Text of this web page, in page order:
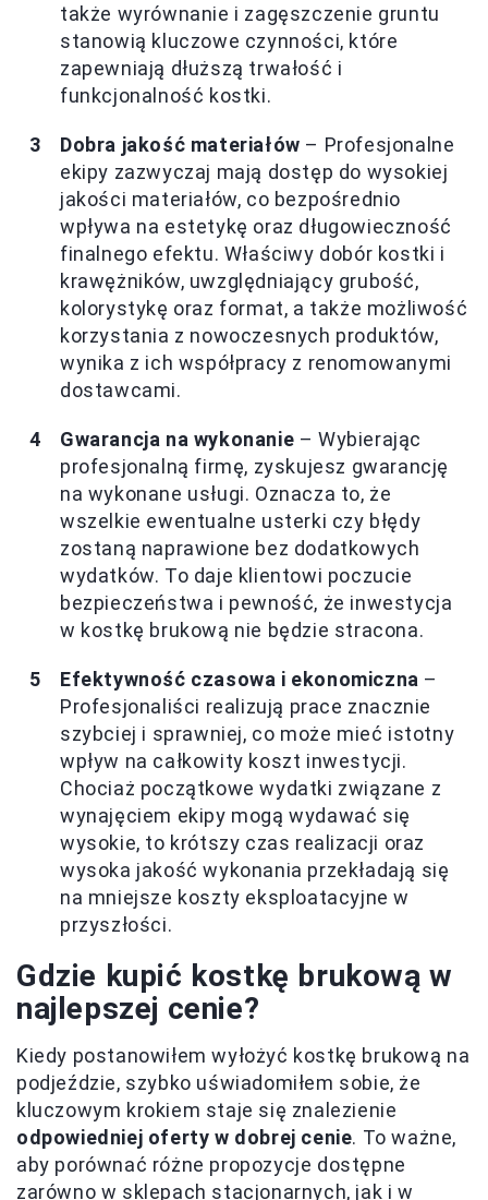
także wyrównanie i zagęszczenie gruntu
stanowią kluczowe czynności, które
zapewniają dłuższą trwałość i
funkcjonalność kostki.
Dobra jakość materiałów – Profesjonalne
ekipy zazwyczaj mają dostęp do wysokiej
jakości materiałów, co bezpośrednio
wpływa na estetykę oraz długowieczność
finalnego efektu. Właściwy dobór kostki i
krawężników, uwzględniający grubość,
kolorystykę oraz format, a także możliwość
korzystania z nowoczesnych produktów,
wynika z ich współpracy z renomowanymi
dostawcami.
Gwarancja na wykonanie – Wybierając
profesjonalną firmę, zyskujesz gwarancję
na wykonane usługi. Oznacza to, że
wszelkie ewentualne usterki czy błędy
zostaną naprawione bez dodatkowych
wydatków. To daje klientowi poczucie
bezpieczeństwa i pewność, że inwestycja
w kostkę brukową nie będzie stracona.
Efektywność czasowa i ekonomiczna –
Profesjonaliści realizują prace znacznie
szybciej i sprawniej, co może mieć istotny
wpływ na całkowity koszt inwestycji.
Chociaż początkowe wydatki związane z
wynajęciem ekipy mogą wydawać się
wysokie, to krótszy czas realizacji oraz
wysoka jakość wykonania przekładają się
na mniejsze koszty eksploatacyjne w
przyszłości.
Gdzie kupić kostkę brukową w
najlepszej cenie?
Kiedy postanowiłem wyłożyć kostkę brukową na
podjeździe, szybko uświadomiłem sobie, że
kluczowym krokiem staje się znalezienie
odpowiedniej oferty w dobrej cenie. To ważne,
aby porównać różne propozycje dostępne
zarówno w sklepach stacjonarnych, jak i w